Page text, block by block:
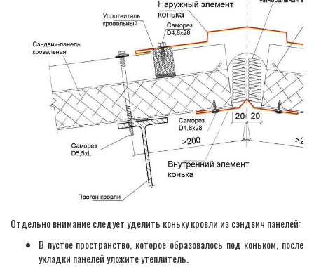
Отдельно внимание следует уделить коньку кровли из сэндвич панелей:
В пустое пространство, которое образовалось под коньком, после
укладки панелей уложите утеплитель.